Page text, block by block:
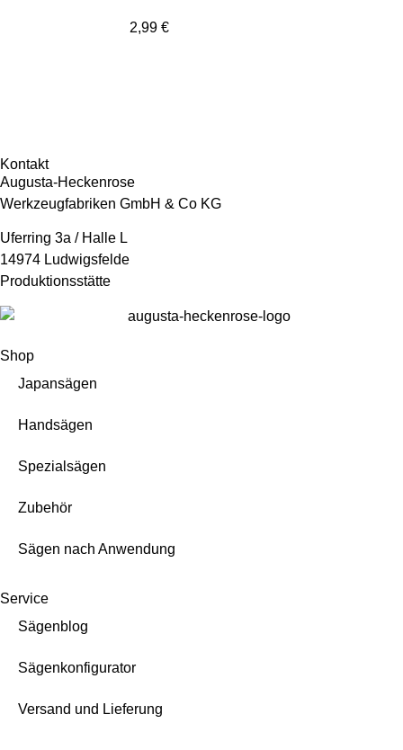
2,99 €
Kontakt
Augusta-Heckenrose
Werkzeugfabriken GmbH & Co KG
Uferring 3a / Halle L
14974 Ludwigsfelde
Produktionsstätte
Shop
Japansägen
Handsägen
Spezialsägen
Zubehör
Sägen nach Anwendung
Service
Sägenblog
Sägenkonfigurator
Versand und Lieferung